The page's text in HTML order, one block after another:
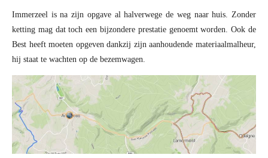
Immerzeel is na zijn opgave al halverwege de weg naar huis. Zonder
ketting mag dat toch een bijzondere prestatie genoemt worden. Ook de
Best heeft moeten opgeven dankzij zijn aanhoudende materiaalmalheur,
hij staat te wachten op de bezemwagen.